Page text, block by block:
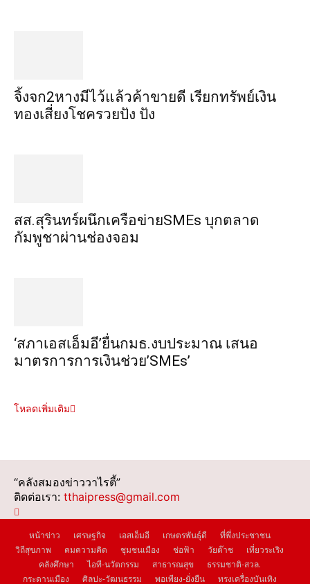
จิ้งจก​2​หาง​มีไว้แล้ว​ค้าขาย​ดี​ เรียก​ทรัพย์เงิน
ทอง​เสี่ยงโชค​รวยปัง​ ปัง​
สส.สุรินทร์ผนึกเครือข่ายSMEs บุกตลาด
กัมพูชาผ่านช่องจอม
‘สภาเอสเอ็มอี’ยื่นกมธ.งบประมาณ เสนอ
มาตรการการเงินช่วย’SMEs’
โหลดเพิ่มเติม
“คลังสมองข่าววาไรตี้”
ติดต่อเรา: tthaipress@gmail.com
หน้าข่าว เศรษฐกิจ เอสเอ็มอี เกษตรพันธุ์ดี
ที่พึ่งประชาชน
วิถีสุขภาพ
คมความคิด ชุมชนเมือง ช่อฟ้า วัยต๊าช
เที่ยวระเริง
คลังศึกษา
ไอที-นวัตกรรม สาธารณสุข
ธรรมชาติ-สวล.
กระดานเมือง
ศิลปะ-วัฒนธรรม พอเพียง-ยั่งยืน ทรงเครื่องบันเทิง